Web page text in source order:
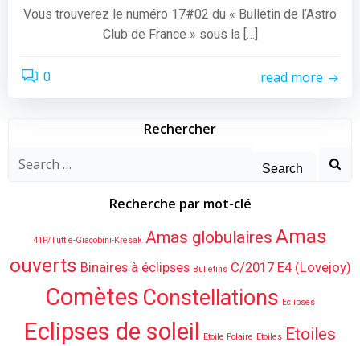
Vous trouverez le numéro 17#02 du « Bulletin de l’Astro
Club de France » sous la […]
0 read more
Rechercher
Search
Recherche par mot-clé
41P/Tuttle-Giacobini-Kresak Amas globulaires Amas
ouverts Binaires à éclipses Bulletins C/2017 E4 (Lovejoy)
Comètes Constellations Eclipses
Eclipses de soleil Etoile Polaire Etoiles Etoiles